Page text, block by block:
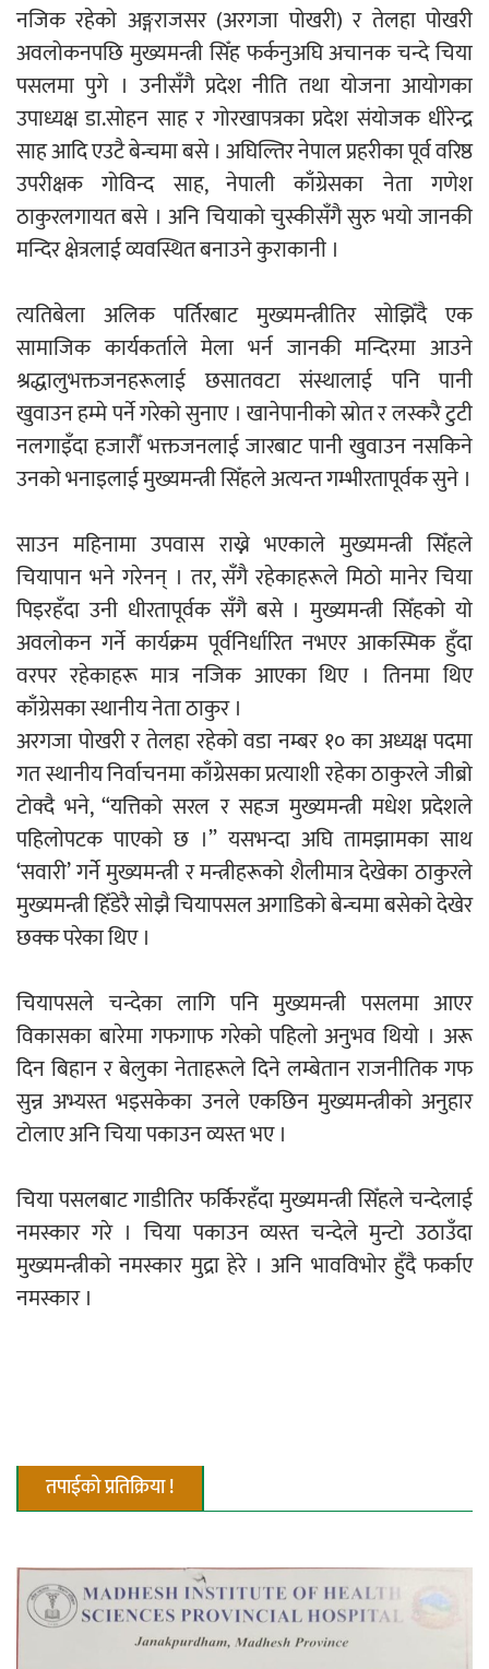
परियोजना सकिनै लाग्दा खुल्यो वन उद्यमीले
सहुलियत ऋण लिने बाटो
नदी अधिकारका ती कानुनी पाटा, जसले
बनाउँछ नदीलाई संरक्षण हकदार
प्रतिस्पर्धाबिनाको नियुक्ति बदरबारे अन्तरिम
आदेश निक्र्योल गर्न असार ६ मा पेसी
निर्धारित ठाउँमा राजर्षिजनक विश्वविद्यालय
भवन बनाउन उपकुलपतिद्वारा आनाकानी
नजिक रहेको अङ्गराजसर (अरगजा पोखरी) र तेलहा पोखरी
अवलोकनपछि मुख्यमन्त्री सिँह फर्कनुअघि अचानक चन्दे चिया
पसलमा पुगे । उनीसँगै प्रदेश नीति तथा योजना आयोगका
उपाध्यक्ष डा.सोहन साह र गोरखापत्रका प्रदेश संयोजक धीरेन्द्र
साह आदि एउटै बेन्चमा बसे । अघिल्तिर नेपाल प्रहरीका पूर्व वरिष्ठ
उपरीक्षक गोविन्द साह, नेपाली काँग्रेसका नेता गणेश
ठाकुरलगायत बसे । अनि चियाको चुस्कीसँगै सुरु भयो जानकी
मन्दिर क्षेत्रलाई व्यवस्थित बनाउने कुराकानी ।
त्यतिबेला अलिक पर्तिरबाट मुख्यमन्त्रीतिर सोझिँदै एक
सामाजिक कार्यकर्ताले मेला भर्न जानकी मन्दिरमा आउने
श्रद्धालुभक्तजनहरूलाई छसातवटा संस्थालाई पनि पानी
खुवाउन हम्मे पर्ने गरेको सुनाए । खानेपानीको स्रोत र लस्करै टुटी
नलगाइँदा हजारौँ भक्तजनलाई जारबाट पानी खुवाउन नसकिने
उनको भनाइलाई मुख्यमन्त्री सिँहले अत्यन्त गम्भीरतापूर्वक सुने ।
साउन महिनामा उपवास राख्ने भएकाले मुख्यमन्त्री सिँहले
चियापान भने गरेनन् । तर, सँगै रहेकाहरूले मिठो मानेर चिया
पिइरहँदा उनी धीरतापूर्वक सँगै बसे । मुख्यमन्त्री सिँहको यो
अवलोकन गर्ने कार्यक्रम पूर्वनिर्धारित नभएर आकस्मिक हुँदा
वरपर रहेकाहरू मात्र नजिक आएका थिए । तिनमा थिए
काँग्रेसका स्थानीय नेता ठाकुर ।
अरगजा पोखरी र तेलहा रहेको वडा नम्बर १० का अध्यक्ष पदमा
गत स्थानीय निर्वाचनमा काँग्रेसका प्रत्याशी रहेका ठाकुरले जीब्रो
टोक्दै भने, “यत्तिको सरल र सहज मुख्यमन्त्री मधेश प्रदेशले
पहिलोपटक पाएको छ ।” यसभन्दा अघि तामझामका साथ
‘सवारी’ गर्ने मुख्यमन्त्री र मन्त्रीहरूको शैलीमात्र देखेका ठाकुरले
मुख्यमन्त्री हिँडेरै सोझै चियापसल अगाडिको बेन्चमा बसेको देखेर
छक्क परेका थिए ।
चियापसले चन्देका लागि पनि मुख्यमन्त्री पसलमा आएर
विकासका बारेमा गफगाफ गरेको पहिलो अनुभव थियो । अरू
दिन बिहान र बेलुका नेताहरूले दिने लम्बेतान राजनीतिक गफ
सुन्न अभ्यस्त भइसकेका उनले एकछिन मुख्यमन्त्रीको अनुहार
टोलाए अनि चिया पकाउन व्यस्त भए ।
चिया पसलबाट गाडीतिर फर्किरहँदा मुख्यमन्त्री सिँहले चन्देलाई
नमस्कार गरे । चिया पकाउन व्यस्त चन्देले मुन्टो उठाउँदा
मुख्यमन्त्रीको नमस्कार मुद्रा हेरे । अनि भावविभोर हुँदै फर्काए
नमस्कार ।
तपाईको प्रतिक्रिया !